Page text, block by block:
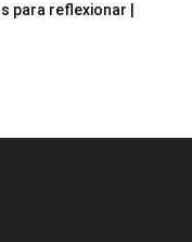
para reflexionar |